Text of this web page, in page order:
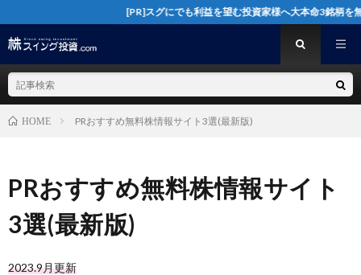
[PR]スグにでも利益を望む投資家様へ大本命3銘柄を無料で公開中
HOME PRおすすめ無料株情報サイト3選(最新版)
PRおすすめ無料株情報サイト
3選(最新版)
2023.9月更新